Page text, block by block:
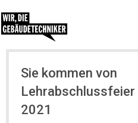
Sie kommen von
Lehrabschlussfeier
2021